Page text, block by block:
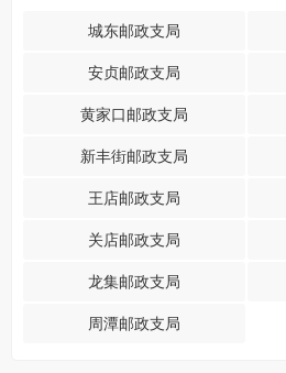
城东邮政支局
安贞邮政支局
黄家口邮政支局
新丰街邮政支局
王店邮政支局
关店邮政支局
龙集邮政支局
周潭邮政支局